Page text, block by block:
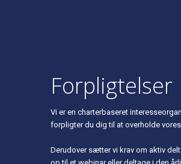
Forpligtelser
Vi er en charterbaseret
forpligter du dig til at overholde vores
Derudover sætter vi krav om aktiv